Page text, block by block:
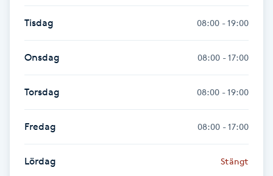
Funktionsanalys
Färgning
Föning
Gel naglar
Gelenaglar
Tisdag 08:00 - 19:00
Onsdag 08:00 - 17:00
Torsdag 08:00 - 19:00
Fredag 08:00 - 17:00
Lördag Stängt